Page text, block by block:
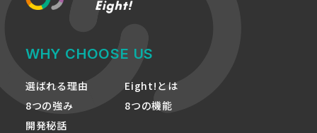
WHY CHOOSE US
選ばれる理由
Eight!とは
8つの強み
8つの機能
開発秘話